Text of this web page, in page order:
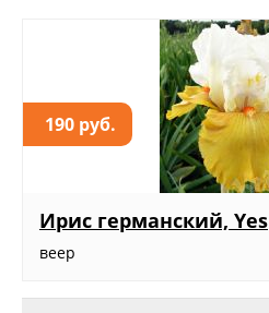
190 руб.
Ирис германский, Yes
веер